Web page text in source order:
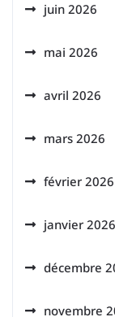
juin 2026
mai 2026
avril 2026
mars 2026
février 2026
janvier 2026
décembre
novembre